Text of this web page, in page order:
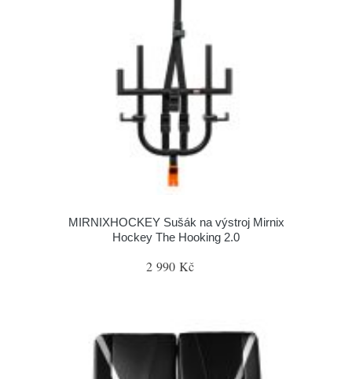
MIRNIXHOCKEY Sušák na výstroj Mirnix
Hockey The Hooking 2.0
2 990 Kč